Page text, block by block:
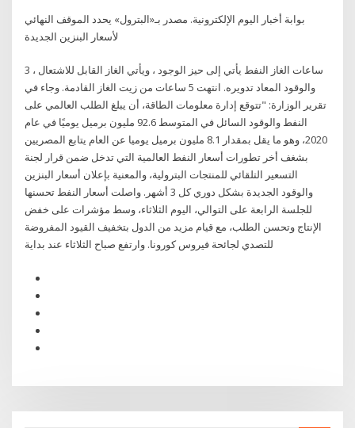
بوابة أخبار اليوم الإلكترونية. مصدر بـ«البترول» يحدد الموقف النهائي
لأسعار البنزين الجديدة
3 ساعات الغاز النفط يأتي إلى حيز الوجود ، ويأتي الغاز القابل للاشتعال ،
والوقود المعاد تدويره. انتهت 5 ساعات من زيت الغاز القادمة. وجاء في
تقرير الوزارة: "تتوقع إدارة معلومات الطاقة، أن يبلغ الطلب العالمي على
النفط والوقود السائل في المتوسط 92.6 مليون برميل يوميًا في عام
2020، وهو ما يقل بمقدار 8.1 مليون برميل يوميا عن العام يتابع المصريين
بشغف أخر تطورات أسعار النفط العالمية التي تدخل ضمن قرار لجنة
التسعير التلقائي للمنتجات البترولية، والمعنية بإعلان أسعار البنزين
والوقود الجديدة بشكل دوري كل 3 أشهر. واصلت أسعار النفط تحسنها
للجلسة الرابعة على التوالي، اليوم الثلاثاء، وسط مؤشرات على خفض
الإنتاج وتحسن الطلب، مع قيام مزيد من الدول بتخفيف القيود المفروضة
للتصدي لجائحة فيروس كورونا. وارتفع صباح الثلاثاء عند بداية